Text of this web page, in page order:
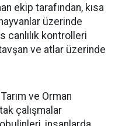
ekip tarafından, kısa
üzerinde
canlılık kontrolleri
ve atlar üzerinde
ve Orman
çalışmalar